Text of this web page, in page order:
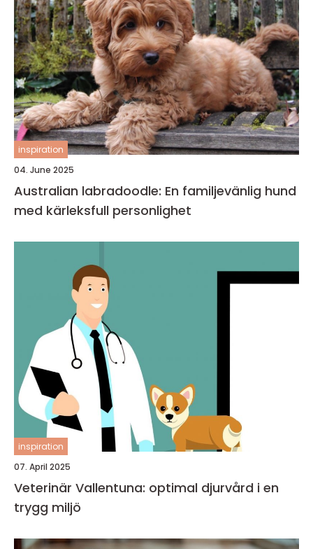
inspiration
04. June 2025
Australian labradoodle: En familjevänlig hund
med kärleksfull personlighet
inspiration
07. April 2025
Veterinär Vallentuna: optimal djurvård i en
trygg miljö